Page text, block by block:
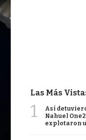
Las Más
1
Así
Nahuel
explotaron